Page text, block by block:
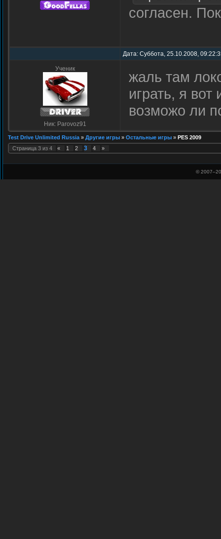
согласен.
Дата: Суббота, 25.10.2008,
Ученик
Ник: Parovoz91
жаль там
играть, я вот
возможо ли
Test Drive Unlimited Russia » Другие игры » Остальные игры » PES 2009
Страница 3 из 4 « 1 2 3 4 »
© 2007–